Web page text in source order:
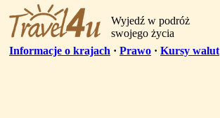
Wyjedź w podróż
swojego życia
Informacje o krajach · Prawo · Kursy walut